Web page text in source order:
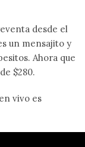
desde el
un mensajito y
Ahora que
$280.
en vivo es